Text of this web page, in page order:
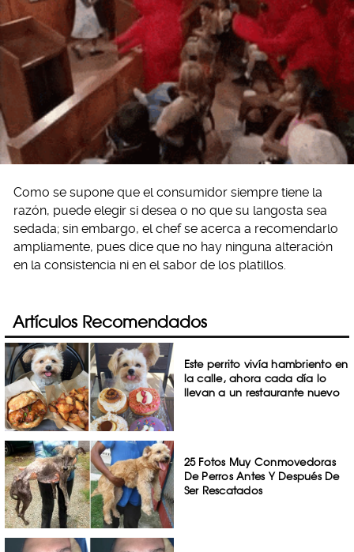
Como se supone que el consumidor siempre tiene la
razón, puede elegir si desea o no que su langosta sea
sedada; sin embargo, el chef se acerca a recomendarlo
ampliamente, pues dice que no hay ninguna alteración
en la consistencia ni en el sabor de los platillos.
Artículos Recomendados
Este perrito vivía hambriento en
la calle, ahora cada día lo
llevan a un restaurante nuevo
25 Fotos Muy Conmovedoras
De Perros Antes Y Después De
Ser Rescatados